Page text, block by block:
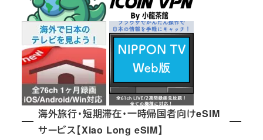
海外旅行・短期滞在・一時帰国者向けeSIM
サービス【Xiao Long eSIM】